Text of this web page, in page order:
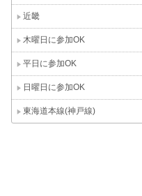
近畿
木曜日に参加OK
平日に参加OK
日曜日に参加OK
東海道本線(神戸線)